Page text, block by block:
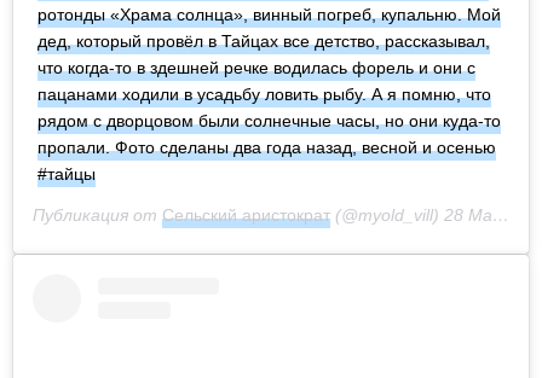
ротонды «Храма солнца», винный погреб, купальню. Мой
дед, который провёл в Тайцах все детство, рассказывал,
что когда-то в здешней речке водилась форель и они с
пацанами ходили в усадьбу ловить рыбу. А я помню, что
рядом с дворцовом были солнечные часы, но они куда-то
пропали. Фото сделаны два года назад, весной и осенью
#тайцы
Публикация от Сельский аристократ (@myold_vill) 28 Май 2020 в 3:35 PDT